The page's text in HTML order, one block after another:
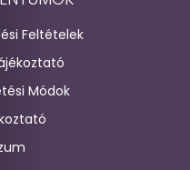
Feltételek
Módok